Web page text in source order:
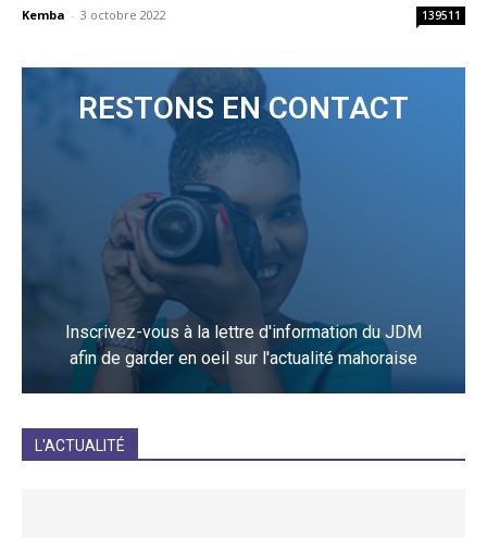
Kemba - 3 octobre 2022 139511
RESTONS EN CONTACT
Inscrivez-vous à la lettre d'information du JDM
afin de garder en oeil sur l'actualité mahoraise
L'ACTUALITÉ